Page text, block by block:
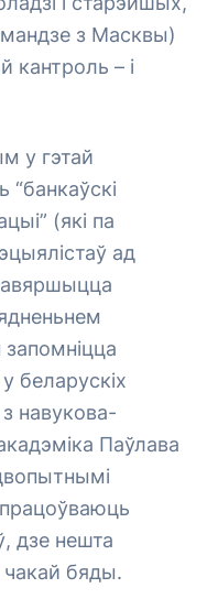
з Масквы)
кантроль – і
у гэтай
“банкаўскі
(які па
ад
беларускіх
навукова-
Паўлава
дзе нешта
бяды.